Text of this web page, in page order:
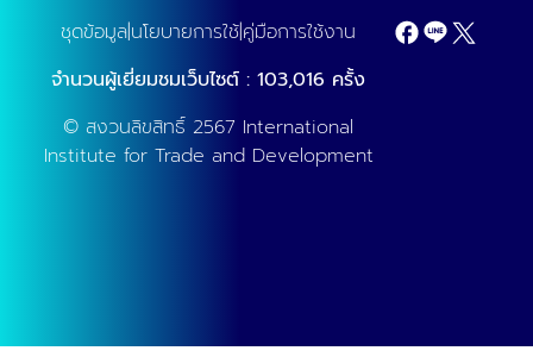
ชุดข้อมูล|นโยบายการใช้|คู่มือการใช้งาน
จำนวนผู้เยี่ยมชมเว็บไซต์ : 103,016 ครั้ง
© สงวนลิขสิทธิ์ 2567 International
Institute for Trade and Development